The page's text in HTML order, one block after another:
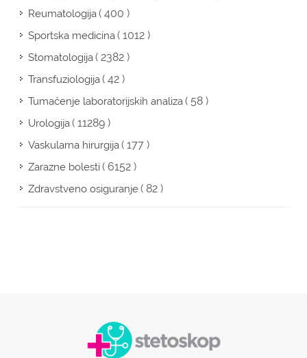
Reumatologija( 400 )
Sportska medicina( 1012 )
Stomatologija( 2382 )
Transfuziologija( 42 )
Tumačenje laboratorijskih analiza( 58 )
Urologija( 11289 )
Vaskularna hirurgija( 177 )
Zarazne bolesti( 6152 )
Zdravstveno osiguranje( 82 )